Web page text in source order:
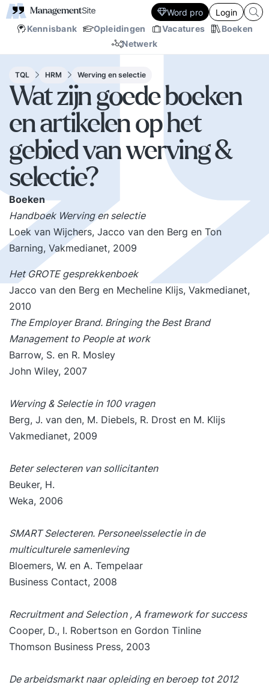
Kennisbank Opleidingen Vacatures
Boeken
Netwerk
Word pro Login
TQL HRM Werving en selectie
Wat zijn goede boeken
en artikelen op het
gebied van werving &
selectie?
Boeken
Handboek Werving en selectie
Loek van Wijchers, Jacco van den Berg en Ton
Barning, Vakmedianet, 2009
Het GROTE gesprekkenboek
Jacco van den Berg en Mecheline Klijs, Vakmedianet,
2010
The Employer Brand. Bringing the Best Brand
Management to People at work
Barrow, S. en R. Mosley
John Wiley, 2007
Werving & Selectie in 100 vragen
Berg, J. van den, M. Diebels, R. Drost en M. Klijs
Vakmedianet, 2009
Beter selecteren van sollicitanten
Beuker, H.
Weka, 2006
SMART Selecteren. Personeelsselectie in de
multiculturele samenleving
Bloemers, W. en A. Tempelaar
Business Contact, 2008
Recruitment and Selection , A framework for success
Cooper, D., I. Robertson en Gordon Tinline
Thomson Business Press, 2003
De arbeidsmarkt naar opleiding en beroep tot 2012